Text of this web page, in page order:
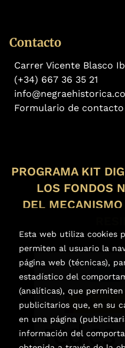
Contacto
Carrer Vicente Blasco
(+34) 667 36 35 21
Formulario de contacto
PROGRAMA KIT
LOS FONDOS
DEL
Esta web utiliza cookies
permiten al usuario la
página web (técnicas),
estadístico del
(analíticas), que
publicitarios que, en su
en una página
información del